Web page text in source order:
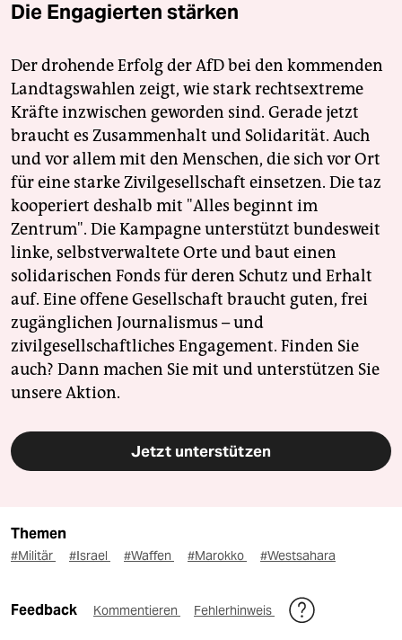
Die Engagierten stärken
Der drohende Erfolg der AfD bei den kommenden
Landtagswahlen zeigt, wie stark rechtsextreme
Kräfte inzwischen geworden sind. Gerade jetzt
braucht es Zusammenhalt und Solidarität. Auch
und vor allem mit den Menschen, die sich vor Ort
für eine starke Zivilgesellschaft einsetzen. Die taz
kooperiert deshalb mit "Alles beginnt im
Zentrum". Die Kampagne unterstützt bundesweit
linke, selbstverwaltete Orte und baut einen
solidarischen Fonds für deren Schutz und Erhalt
auf. Eine offene Gesellschaft braucht guten, frei
zugänglichen Journalismus – und
zivilgesellschaftliches Engagement. Finden Sie
auch? Dann machen Sie mit und unterstützen Sie
unsere Aktion.
Jetzt unterstützen
Themen
#Militär #Israel #Waffen #Marokko #Westsahara
Feedback Kommentieren Fehlerhinweis